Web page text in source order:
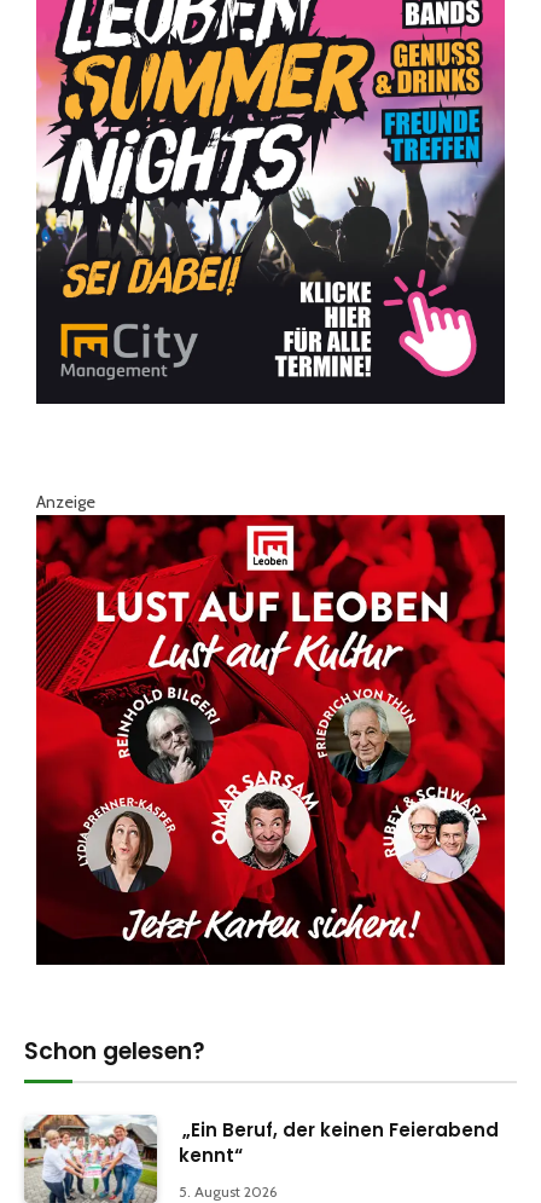
Anzeige
Schon gelesen?
„Ein Beruf, der keinen Feierabend
kennt“
5. August 2026